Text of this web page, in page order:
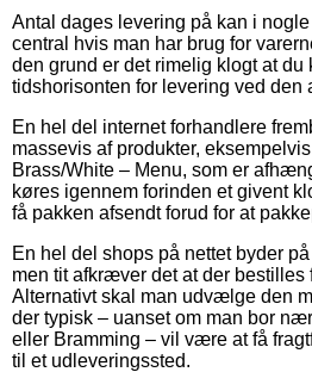
Antal dages levering på kan i
central hvis man har brug for
den grund er det rimelig klogt at du
tidshorisonten for levering ved den
En hel del internet forhandlere
massevis af produkter,
Brass/White – Menu, som er
køres igennem forinden et givent
få pakken afsendt forud for at
En hel del shops på nettet byder
men tit afkræver det at der bestilles
Alternativt skal man udvælge den
der typisk – uanset om man bor
eller Bramming – vil være at få
til et udleveringssted.